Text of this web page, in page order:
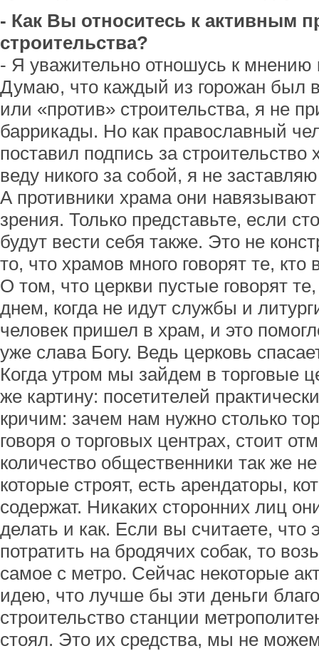
- Как Вы относитесь к активным
строительства?
- Я уважительно отношусь к мнению
Думаю, что каждый из горожан был
или «против» строительства, я не
баррикады. Но как православный
поставил подпись за
веду никого за собой, я не
А противники храма они
зрения. Только представьте, если
будут вести себя также. Это не
то, что храмов много говорят те,
О том, что церкви пустые говорят
днем, когда не идут службы и
человек пришел в храм, и это
уже слава Богу. Ведь церковь
Когда утром мы зайдем в торговые
же картину: посетителей
кричим: зачем нам нужно столько
говоря о торговых центрах, стоит
количество общественники так же
которые строят, есть арендаторы,
содержат. Никаких сторонних лиц
делать и как. Если вы считаете, что
потратить на бродячих собак, то
самое с метро. Сейчас некоторые
идею, что лучше бы эти деньги
строительство станции
стоял. Это их средства, мы не